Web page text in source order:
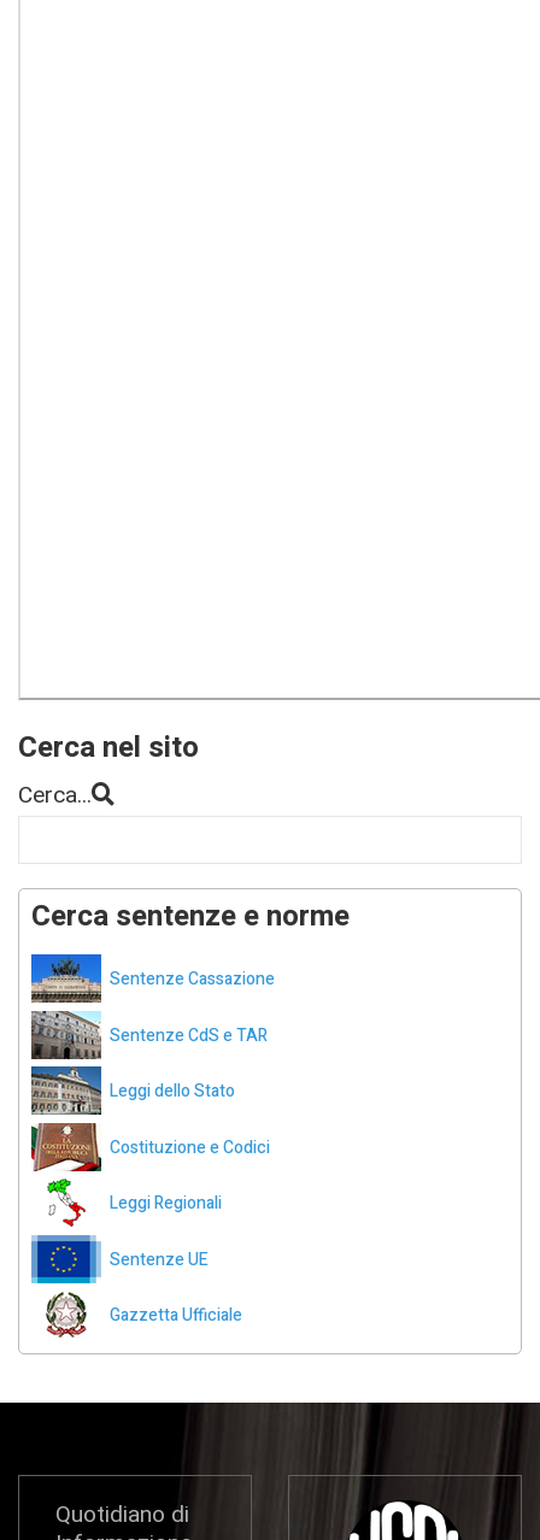
Cerca nel sito
Cerca...
Cerca sentenze e norme
Sentenze Cassazione
Sentenze CdS e TAR
Leggi dello Stato
Costituzione e Codici
Leggi Regionali
Sentenze UE
Gazzetta Ufficiale
Quotidiano di